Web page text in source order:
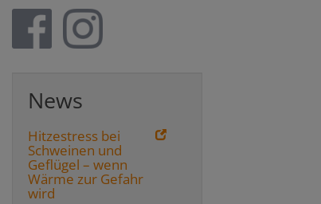
News
Hitzestress bei
Schweinen und
Geflügel – wenn
Wärme zur Gefahr
wird